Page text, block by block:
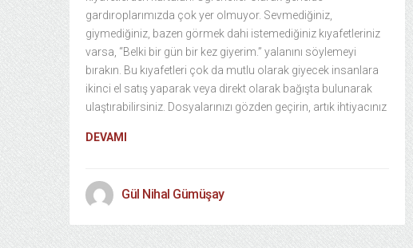
gardıroplarımızda çok yer olmuyor. Sevmediğiniz,
giymediğiniz, bazen görmek dahi istemediğiniz kıyafetleriniz
varsa, “Belki bir gün bir kez giyerim.” yalanını söylemeyi
bırakın. Bu kıyafetleri çok da mutlu olarak giyecek insanlara
ikinci el satış yaparak veya direkt olarak bağışta bulunarak
ulaştırabilirsiniz. Dosyalarınızı gözden geçirin, artık ihtiyacınız
DEVAMI
Gül Nihal Gümüşay